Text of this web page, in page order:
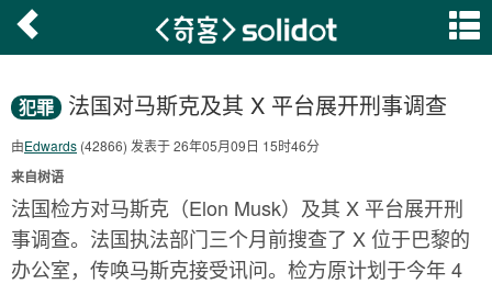
犯罪 法国对马斯克及其 X 平台展开刑事调查
由Edwards (42866) 发表于 26年05月09日 15时46分
来自树语
法国检方对马斯克（Elon Musk）及其 X 平台展开刑
事调查。法国执法部门三个月前搜查了 X 位于巴黎的
办公室，传唤马斯克接受讯问。检方原计划于今年 4